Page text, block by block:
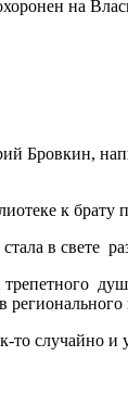
Бровкин,
к
в свете
то